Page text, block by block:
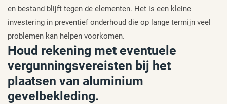
en bestand blijft tegen de elementen. Het is een kleine
investering in preventief onderhoud die op lange termijn veel
problemen kan helpen voorkomen.
Houd rekening met eventuele
vergunningsvereisten bij het
plaatsen van aluminium
gevelbekleding.